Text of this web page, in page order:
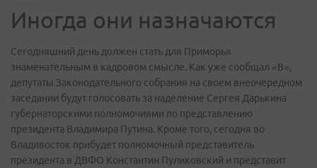
Иногда они назначаются
Сегодняшний день должен стать для Приморья
знаменательным в кадровом смысле. Как уже сообщал «В»,
депутаты Законодательного собрания на своем внеочередном
заседании будут голосовать за наделение Сергея Дарькина
губернаторскими полномочиями по представлению
президента Владимира Путина. Кроме того, сегодня во
Владивосток прибудет полномочный представитель
президента в ДВФО Константин Пуликовский и представит